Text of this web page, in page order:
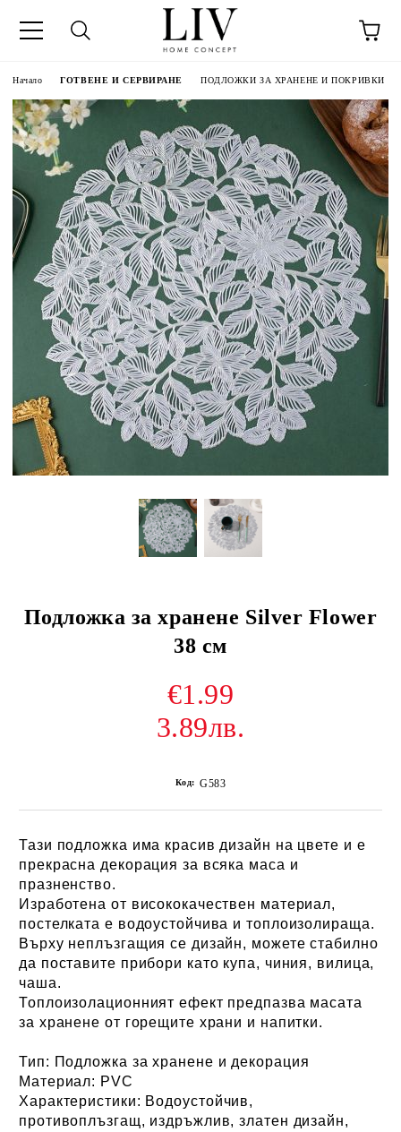
Начало ГОТВЕНЕ И СЕРВИРАНЕ ПОДЛОЖКИ ЗА ХРАНЕНЕ И ПОКРИВКИ
Подложка за хранене Silver Flower
38 см
€1.99
3.89лв.
Код: G583
Тази подложка има красив дизайн на цвете и е
прекрасна декорация за всяка маса и
празненство.
Изработена от висококачествен материал,
постелката е водоустойчива и топлоизолираща.
Върху неплъзгащия се дизайн, можете стабилно
да поставите прибори като купа, чиния, вилица,
чаша.
Топлоизолационният ефект предпазва масата
за хранене от горещите храни и напитки.
Тип: Подложка за хранене и декорация
Материал: PVC
Характеристики: Водоустойчив,
противоплъзгащ, издръжлив, златен дизайн,